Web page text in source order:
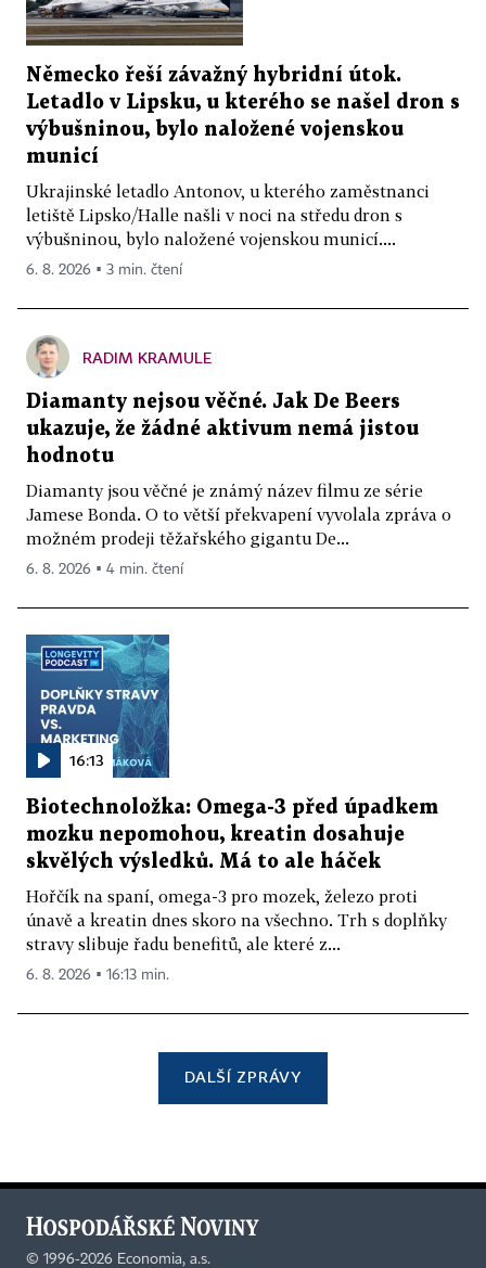
Německo řeší závažný hybridní útok.
Letadlo v Lipsku, u kterého se našel dron s
výbušninou, bylo naložené vojenskou
municí
Ukrajinské letadlo Antonov, u kterého zaměstnanci
letiště Lipsko/Halle našli v noci na středu dron s
výbušninou, bylo naložené vojenskou municí....
6. 8. 2026 ▪ 3 min. čtení
RADIM KRAMULE
Diamanty nejsou věčné. Jak De Beers
ukazuje, že žádné aktivum nemá jistou
hodnotu
Diamanty jsou věčné je známý název filmu ze série
Jamese Bonda. O to větší překvapení vyvolala zpráva o
možném prodeji těžařského gigantu De...
6. 8. 2026 ▪ 4 min. čtení
16:13
Biotechnoložka: Omega-3 před úpadkem
mozku nepomohou, kreatin dosahuje
skvělých výsledků. Má to ale háček
Hořčík na spaní, omega-3 pro mozek, železo proti
únavě a kreatin dnes skoro na všechno. Trh s doplňky
stravy slibuje řadu benefitů, ale které z...
6. 8. 2026 ▪ 16:13 min.
DALŠÍ ZPRÁVY
© 1996-2026 Economia, a.s.